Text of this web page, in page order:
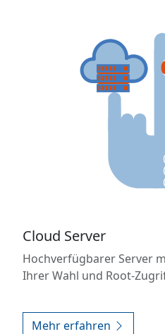
Cloud Server
Hochverfügbarer Server
Ihrer Wahl und Root-
Mehr erfahren